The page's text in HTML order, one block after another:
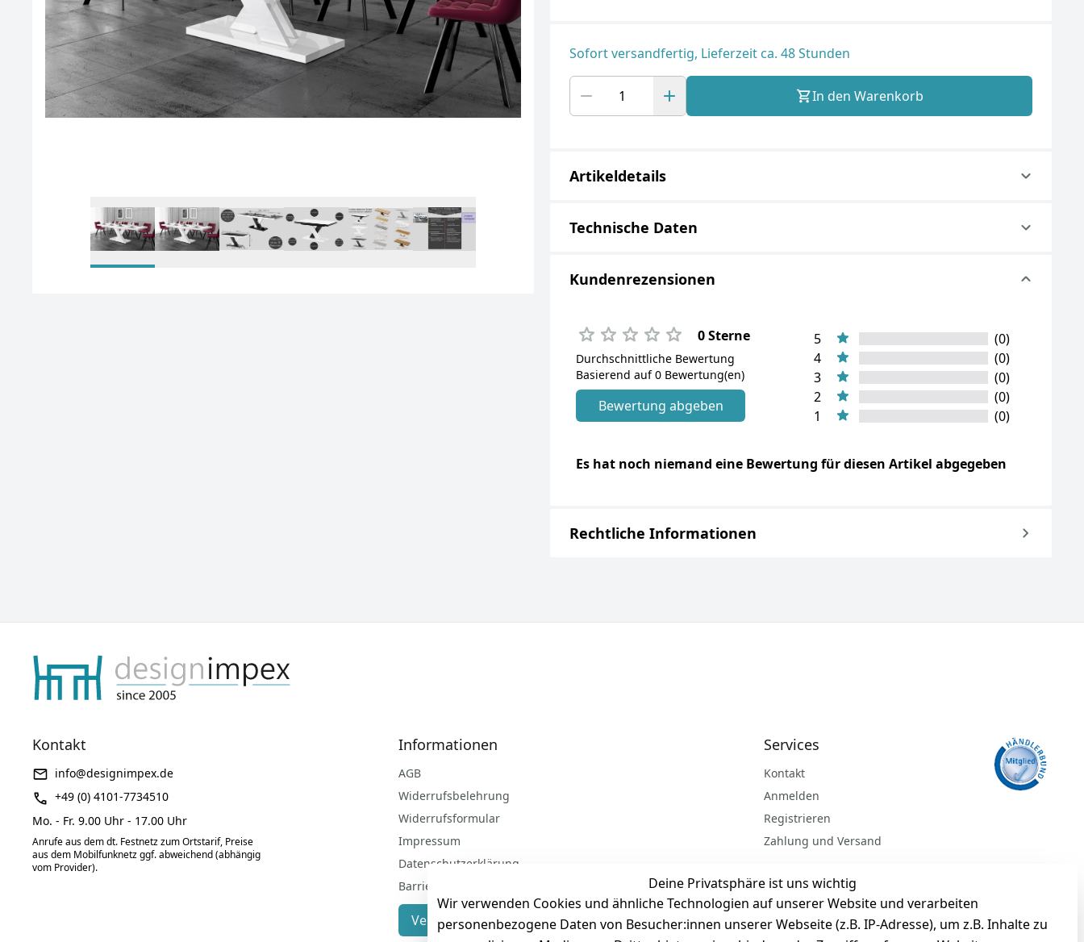
Sofort versandfertig, Lieferzeit ca. 48 Stunden
In den Warenkorb
Artikeldetails
Technische Daten
Kundenrezensionen
0 Sterne
Durchschnittliche Bewertung
Basierend auf 0 Bewertung(en)
Bewertung abgeben
5
(0)
4
(0)
3
(0)
2
(0)
1
(0)
Es hat noch niemand eine Bewertung für diesen Artikel abgegeben
Rechtliche Informationen
Deine Privatsphäre ist uns wichtig
Wir verwenden Cookies und ähnliche Technologien auf unserer Website und verarbeiten
personenbezogene Daten von Besucher:innen unserer Webseite (z.B. IP-Adresse), um z.B. Inhalte zu
Kontakt
info@designimpex.de
+49 (0) 4101-7734510
Mo. - Fr. 9.00 Uhr - 17.00 Uhr
Anrufe aus dem dt. Festnetz zum Ortstarif, Preise
aus dem Mobilfunknetz ggf. abweichend (abhängig
vom Provider).
Informationen
AGB
Widerrufsbelehrung
Widerrufsformular
Impressum
Datenschutzerklärung
Barrierefreiheitserklärung
Vertrag widerrufen
Services
Kontakt
Anmelden
Registrieren
Zahlung und Versand